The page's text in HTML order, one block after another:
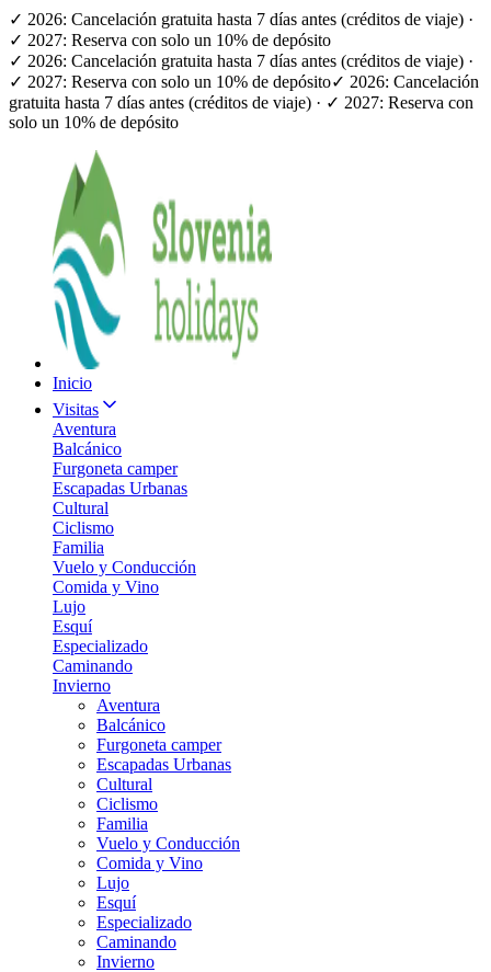
✓ 2026: Cancelación gratuita hasta 7 días antes (créditos de viaje) ·
✓ 2027: Reserva con solo un 10% de depósito
✓ 2026: Cancelación gratuita hasta 7 días antes (créditos de viaje) ·
✓ 2027: Reserva con solo un 10% de depósito✓ 2026: Cancelación
gratuita hasta 7 días antes (créditos de viaje) · ✓ 2027: Reserva con
solo un 10% de depósito
Inicio
Visitas
Aventura
Balcánico
Furgoneta camper
Escapadas Urbanas
Cultural
Ciclismo
Familia
Vuelo y Conducción
Comida y Vino
Lujo
Esquí
Especializado
Caminando
Invierno
Aventura
Balcánico
Furgoneta camper
Escapadas Urbanas
Cultural
Ciclismo
Familia
Vuelo y Conducción
Comida y Vino
Lujo
Esquí
Especializado
Caminando
Invierno